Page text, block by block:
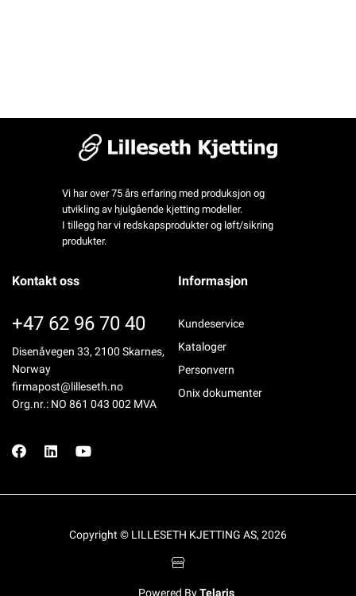
Vi har over 75 års erfaring med produksjon og
utvikling av hjulgående kjetting modeller.
I tillegg har vi redskapsprodukter og løft/sikring
produkter.
Kontakt oss
+47 62 96 70 40
Disenåvegen 33, 2100 Skarnes,
Norway
firmapost@lilleseth.no
Org.nr.: NO 861 043 002 MVA
Informasjon
Kundeservice
Kataloger
Personvern
Onix dokumenter
Copyright © LILLESETH KJETTING AS, 2026
Powered ByTelaris